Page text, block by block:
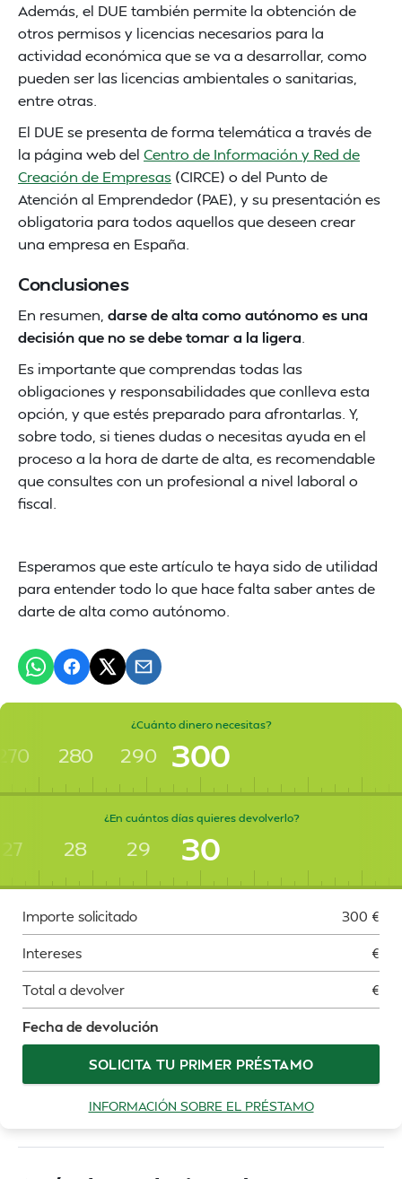
Además, el DUE también permite la obtención de
otros permisos y licencias necesarios para la
actividad económica que se va a desarrollar, como
pueden ser las licencias ambientales o sanitarias,
entre otras.
El DUE se presenta de forma telemática a través de
la página web del Centro de Información y Red de
Creación de Empresas (CIRCE) o del Punto de
Atención al Emprendedor (PAE), y su presentación es
obligatoria para todos aquellos que deseen crear
una empresa en España.
Conclusiones
En resumen, darse de alta como autónomo es una
decisión que no se debe tomar a la ligera
Es importante que comprendas todas las
obligaciones y responsabilidades que conlleva esta
opción, y que estés preparado para afrontarlas. Y,
sobre todo, si tienes dudas o necesitas ayuda en el
proceso a la hora de darte de alta, es recomendable
que consultes con un profesional a nivel laboral o
fiscal.
Esperamos que este artículo te haya sido de utilidad
para entender todo lo que hace falta saber antes de
darte de alta como autónomo.
¿Cuánto dinero necesitas?
280 290 300
¿En cuántos días quieres devolverlo?
27 28 29 30
Importe solicitado 300 €
Intereses €
Total a devolver €
Fecha de devolución
SOLICITA TU PRIMER PRÉSTAMO
INFORMACIÓN SOBRE EL PRÉSTAMO